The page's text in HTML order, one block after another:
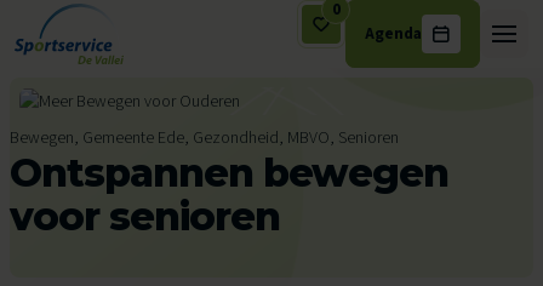
Ga naar de inhoud
0
Agenda
Bewegen, Gemeente Ede, Gezondheid, MBVO, Senioren
Ontspannen bewegen
voor senioren